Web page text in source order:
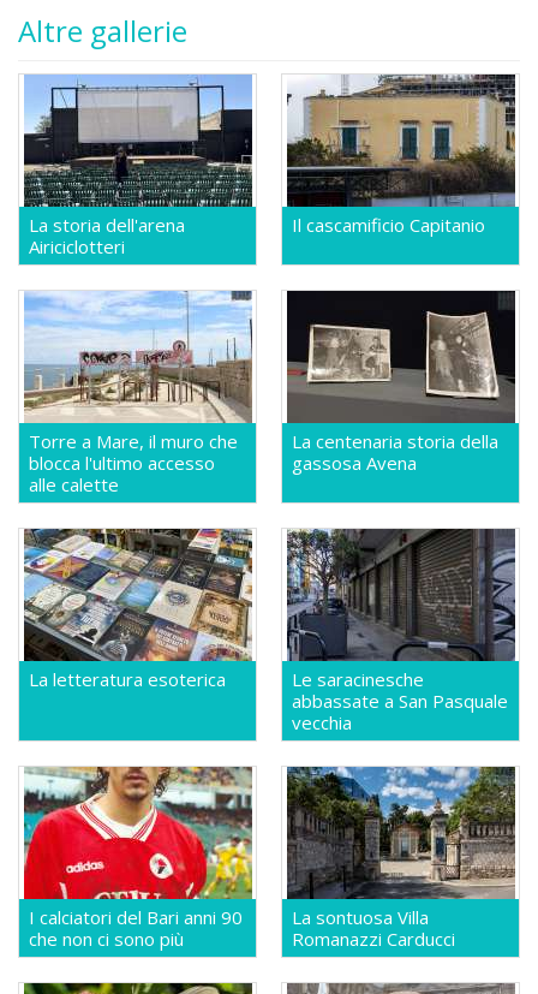
Altre gallerie
La storia dell'arena
Airiciclotteri
Il cascamificio Capitanio
Torre a Mare, il muro che
blocca l'ultimo accesso
alle calette
La centenaria storia della
gassosa Avena
La letteratura esoterica
Le saracinesche
abbassate a San Pasquale
vecchia
I calciatori del Bari anni 90
che non ci sono più
La sontuosa Villa
Romanazzi Carducci